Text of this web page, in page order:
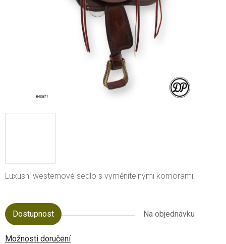
Luxusní westernové sedlo s vyměnitelnými komorami.
Dostupnost Na objednávku
Možnosti doručení